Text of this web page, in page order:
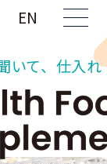
EN
いて、仕入